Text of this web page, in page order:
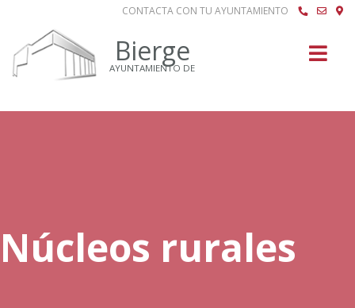
CONTACTA CON TU AYUNTAMIENTO
Bierge
AYUNTAMIENTO DE
Núcleos rurales